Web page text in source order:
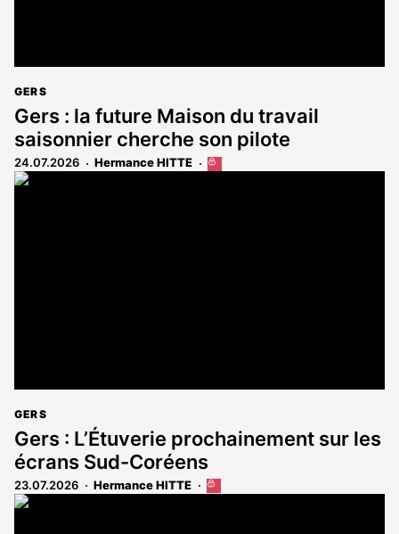
GERS
Gers : la future Maison du travail
saisonnier cherche son pilote
24.07.2026 Hermance HITTE
Cet
GERS
Gers : L’Étuverie prochainement sur les
écrans Sud-Coréens
23.07.2026 Hermance HITTE
Cet